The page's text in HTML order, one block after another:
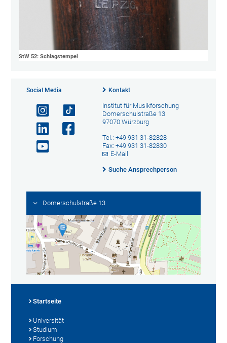
StW 52: Schlagstempel
Social Media Kontakt
Institut für Musikforschung
Domerschulstraße 13
97070 Würzburg
Tel.: +49 931 31-82828
Fax: +49 931 31-82830
E-Mail
Suche Ansprechperson
Domerschulstraße 13
Startseite
Universität
Studium
Forschung